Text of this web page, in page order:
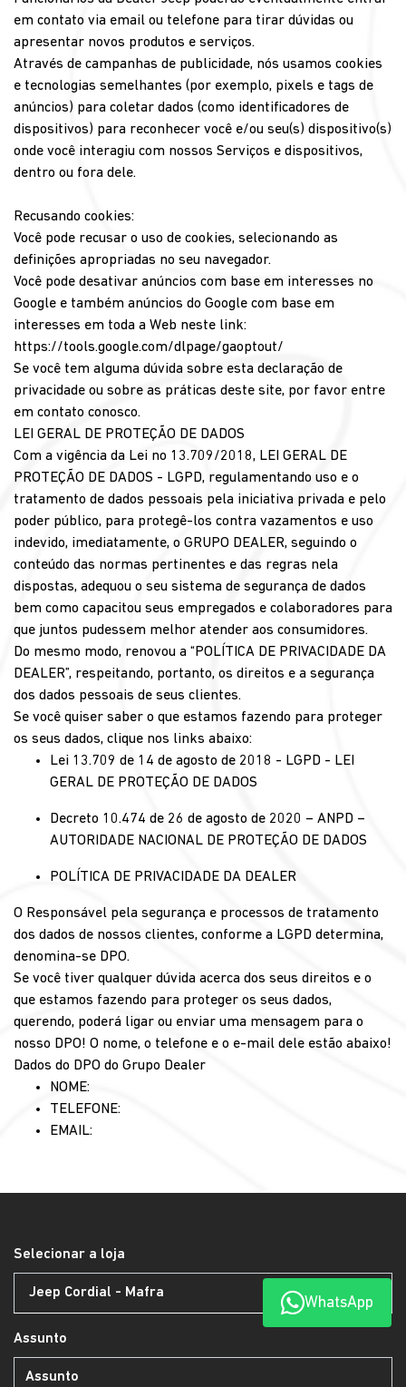
em contato via email ou telefone para tirar dúvidas ou
apresentar novos produtos e serviços.
Através de campanhas de publicidade, nós usamos cookies
e tecnologias semelhantes (por exemplo, pixels e tags de
anúncios) para coletar dados (como identificadores de
dispositivos) para reconhecer você e/ou seu(s) dispositivo(s)
onde você interagiu com nossos Serviços e dispositivos,
dentro ou fora dele.
Recusando cookies:
Você pode recusar o uso de cookies, selecionando as
definições apropriadas no seu navegador.
Você pode desativar anúncios com base em interesses no
Google e também anúncios do Google com base em
interesses em toda a Web neste link:
https://tools.google.com/dlpage/gaoptout/
Se você tem alguma dúvida sobre esta declaração de
privacidade ou sobre as práticas deste site, por favor entre
em contato conosco.
LEI GERAL DE PROTEÇÃO DE DADOS
Com a vigência da Lei no 13.709/2018, LEI GERAL DE
PROTEÇÃO DE DADOS - LGPD, regulamentando uso e o
tratamento de dados pessoais pela iniciativa privada e pelo
poder público, para protegê-los contra vazamentos e uso
indevido, imediatamente, o GRUPO DEALER, seguindo o
conteúdo das normas pertinentes e das regras nela
dispostas, adequou o seu sistema de segurança de dados
bem como capacitou seus empregados e colaboradores para
que juntos pudessem melhor atender aos consumidores.
Do mesmo modo, renovou a “POLÍTICA DE PRIVACIDADE DA
DEALER”, respeitando, portanto, os direitos e a segurança
dos dados pessoais de seus clientes.
Se você quiser saber o que estamos fazendo para proteger
os seus dados, clique nos links abaixo:
Lei 13.709 de 14 de agosto de 2018 - LGPD - LEI
GERAL DE PROTEÇÃO DE DADOS
Decreto 10.474 de 26 de agosto de 2020 – ANPD –
AUTORIDADE NACIONAL DE PROTEÇÃO DE DADOS
POLÍTICA DE PRIVACIDADE DA DEALER
O Responsável pela segurança e processos de tratamento
dos dados de nossos clientes, conforme a LGPD determina,
denomina-se DPO.
Se você tiver qualquer dúvida acerca dos seus direitos e o
que estamos fazendo para proteger os seus dados,
querendo, poderá ligar ou enviar uma mensagem para o
nosso DPO! O nome, o telefone e o e-mail dele estão abaixo!
Dados do DPO do Grupo Dealer
NOME:
TELEFONE:
EMAIL:
Selecionar a loja
Assunto
WhatsApp